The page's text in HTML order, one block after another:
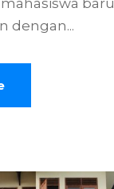
baru
dengan...